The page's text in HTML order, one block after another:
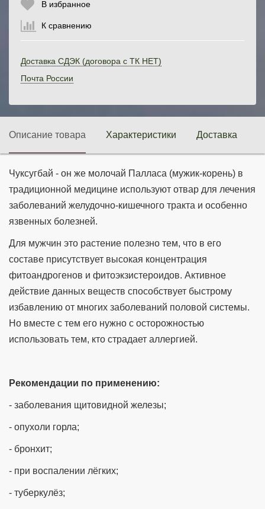
Продолжить
В избранное
К сравнению
Доставка СДЭК (договора с ТК НЕТ)
Почта России
Описание товара Характеристики Доставка
Чуксугбай - он же молочай Палласа (мужик-корень) в
традиционной медицине используют отвар для лечения
заболеваний желудочно-кишечного тракта и особенно
язвенных болезней.
Для мужчин это растение полезно тем, что в его
составе присутствует высокая концентрация
фитоандрогенов и фитоэкзистероидов. Активное
действие данных веществ способствует быстрому
избавлению от многих заболеваний половой системы.
Но вместе с тем его нужно с осторожностью
использовать тем, кто страдает аллергией.
Рекомендации по применению:
- заболевания щитовидной железы;
- опухоли горла;
- бронхит;
- при воспалении лёгких;
- туберкулёз;